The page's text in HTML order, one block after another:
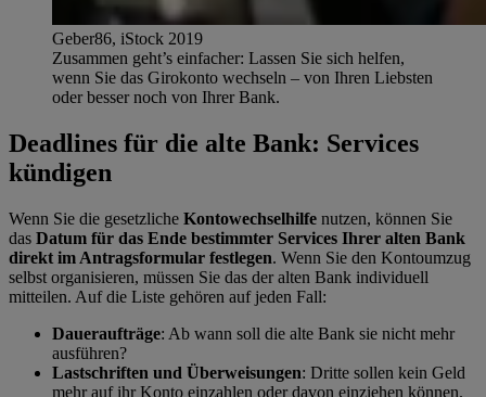
Geber86, iStock 2019
Zusammen geht’s einfacher: Lassen Sie sich helfen,
wenn Sie das Girokonto wechseln – von Ihren Liebsten
oder besser noch von Ihrer Bank.
Deadlines für die alte Bank: Services
kündigen
Wenn Sie die gesetzliche Kontowechselhilfe nutzen, können Sie
das Datum für das Ende bestimmter Services Ihrer alten Bank
direkt im Antragsformular festlegen. Wenn Sie den Kontoumzug
selbst organisieren, müssen Sie das der alten Bank individuell
mitteilen. Auf die Liste gehören auf jeden Fall:
Daueraufträge: Ab wann soll die alte Bank sie nicht mehr
ausführen?
Lastschriften und Überweisungen: Dritte sollen kein Geld
mehr auf ihr Konto einzahlen oder davon einziehen können.